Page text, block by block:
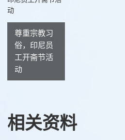
尊重宗教习
俗，印尼员
工开斋节活
动
相关资料